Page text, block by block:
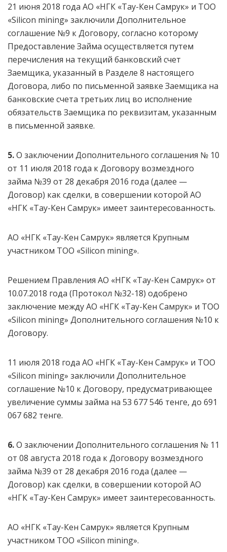
21 июня 2018 года АО «НГК «Тау-Кен Самрук» и ТОО
«Silicon mining» заключили Дополнительное
соглашение №9 к Договору, согласно которому
Предоставление Займа осуществляется путем
перечисления на текущий банковский счет
Заемщика, указанный в Разделе 8 настоящего
Договора, либо по письменной заявке Заемщика на
банковские счета третьих лиц во исполнение
обязательств Заемщика по реквизитам, указанным
в письменной заявке.
5.О заключении Дополнительного соглашения № 10
от 11 июля 2018 года к Договору возмездного
займа №39 от 28 декабря 2016 года (далее —
Договор) как сделки, в совершении которой АО
«НГК «Тау-Кен Самрук» имеет заинтересованность.
АО «НГК «Тау-Кен Самрук» является Крупным
участником ТОО «Silicon mining».
Решением Правления АО «НГК «Тау-Кен Самрук» от
10.07.2018 года (Протокол №32-18) одобрено
заключение между АО «НГК «Тау-Кен Самрук» и ТОО
«Silicon mining» Дополнительного соглашения №10 к
Договору.
11 июля 2018 года АО «НГК «Тау-Кен Самрук» и ТОО
«Silicon mining» заключили Дополнительное
соглашение №10 к Договору, предусматривающее
увеличение суммы займа на 53 677 546 тенге, до 691
067 682 тенге.
6.О заключении Дополнительного соглашения № 11
от 08 августа 2018 года к Договору возмездного
займа №39 от 28 декабря 2016 года (далее —
Договор) как сделки, в совершении которой АО
«НГК «Тау-Кен Самрук» имеет заинтересованность.
АО «НГК «Тау-Кен Самрук» является Крупным
участником ТОО «Silicon mining».